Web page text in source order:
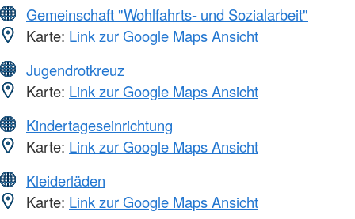
Gemeinschaft "Wohlfahrts- und Sozialarbeit"
Karte: Link zur Google Maps Ansicht
Jugendrotkreuz
Karte: Link zur Google Maps Ansicht
Kindertageseinrichtung
Karte: Link zur Google Maps Ansicht
Kleiderläden
Karte: Link zur Google Maps Ansicht